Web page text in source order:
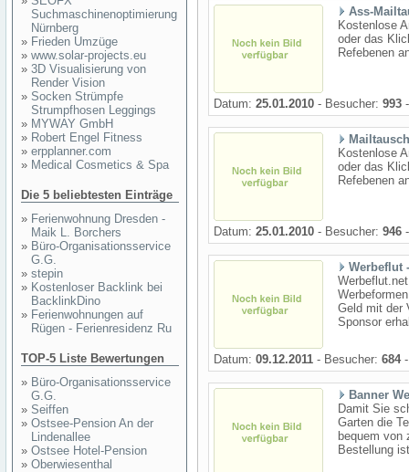
Suchmaschinenoptimierung
Nürnberg
» Frieden Umzüge
» www.solar-projects.eu
» 3D Visualisierung von
Render Vision
» Socken Strümpfe
Strumpfhosen Leggings
» MYWAY GmbH
» Robert Engel Fitness
» erpplanner.com
» Medical Cosmetics & Spa
Die 5 beliebtesten Einträge
» Ferienwohnung Dresden -
Maik L. Borchers
» Büro-Organisationsservice
G.G.
» stepin
» Kostenloser Backlink bei
BacklinkDino
» Ferienwohnungen auf
Rügen - Ferienresidenz Ru
TOP-5 Liste Bewertungen
» Büro-Organisationsservice
G.G.
» Seiffen
» Ostsee-Pension An der
Lindenallee
» Ostsee Hotel-Pension
» Oberwiesenthal
Ass-
Kostenlose
oder das
Refebenen
Datum: 25.01.2010 - Besucher: 993
Kostenlose
oder das
Refebenen
Datum: 25.01.2010 - Besucher: 946
Werbeflut
Geld mit der
Sponsor
Datum: 09.12.2011 - Besucher: 684-
Banner
Damit Sie
Garten die
bequem von
Bestellung